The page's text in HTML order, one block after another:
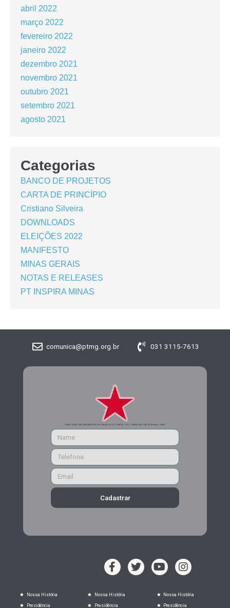
abril 2022
março 2022
fevereiro 2022
janeiro 2022
dezembro 2021
novembro 2021
outubro 2021
setembro 2021
agosto 2021
Categorias
BANCO DE PROJETOS
CARTA DE PRINCÍPIO
Cristiano Silveira
DOWNLOADS
ELEIÇÕES 2022
MANIFESTO
MINAS GERAIS
NOTAS E RELEASES
PT INSPIRA MINAS
comunica@ptmg.org.br 031 3115-7613
CADASTRE-SE PARA RECEBER MAIS INFORMAÇÕES DO PARTIDO DOS TRABALHADORES DE MINAS GERAIS
Cadastrar
Nossa História
Presidência
Nossa História
Presidência
Nossa História
Presidência